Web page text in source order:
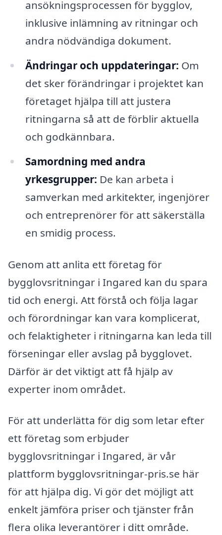
ansökningsprocessen för bygglov,
inklusive inlämning av ritningar och
andra nödvändiga dokument.
Ändringar och uppdateringar: Om
det sker förändringar i projektet kan
företaget hjälpa till att justera
ritningarna så att de förblir aktuella
och godkännbara.
Samordning med andra
yrkesgrupper: De kan arbeta i
samverkan med arkitekter, ingenjörer
och entreprenörer för att säkerställa
en smidig process.
Genom att anlita ett företag för
bygglovsritningar i Ingared kan du spara
tid och energi. Att förstå och följa lagar
och förordningar kan vara komplicerat,
och felaktigheter i ritningarna kan leda till
förseningar eller avslag på bygglovet.
Därför är det viktigt att få hjälp av
experter inom området.
För att underlätta för dig som letar efter
ett företag som erbjuder
bygglovsritningar i Ingared, är vår
plattform bygglovsritningar-pris.se här
för att hjälpa dig. Vi gör det möjligt att
enkelt jämföra priser och tjänster från
flera olika leverantörer i ditt område.